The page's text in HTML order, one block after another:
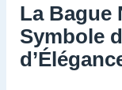
La Bague
Symbole